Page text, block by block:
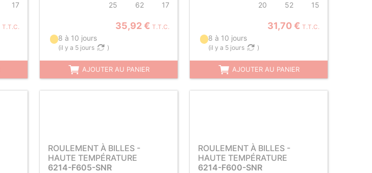
17
T.T.C.
25 62 17
35,92 € T.T.C.
8 à 10 jours
(il y a 5 jours )
AJOUTER AU PANIER
20 52 15
31,70 € T.T.C.
8 à 10 jours
(il y a 5 jours )
AJOUTER AU PANIER
ROULEMENT À BILLES -
HAUTE TEMPÉRATURE
6214-F605-SNR
ROULEMENT À BILLES -
HAUTE TEMPÉRATURE
6214-F600-SNR